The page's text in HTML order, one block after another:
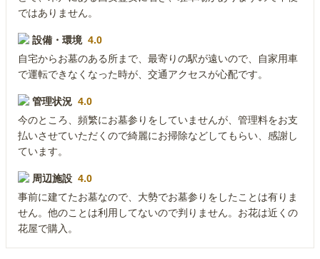
ではありません。
設備・環境 4.0
自宅からお墓のある所まで、最寄りの駅が遠いので、自家用車
で運転できなくなった時が、交通アクセスが心配です。
管理状況 4.0
今のところ、頻繁にお墓参りをしていませんが、管理料をお支
払いさせていただくので綺麗にお掃除などしてもらい、感謝し
ています。
周辺施設 4.0
事前に建てたお墓なので、大勢でお墓参りをしたことは有りま
せん。他のことは利用してないので判りません。お花は近くの
花屋で購入。